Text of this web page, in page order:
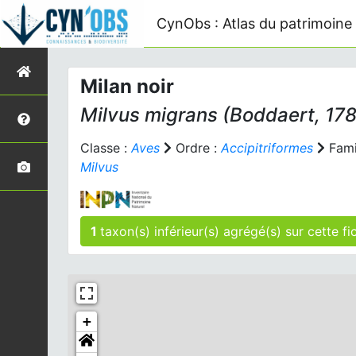
CynObs : Atlas du
Milan noir
Milvus migrans (Boddaert,
Classe :Aves Ordre :Accipitriformes
Milvus
1 taxon(s)
+